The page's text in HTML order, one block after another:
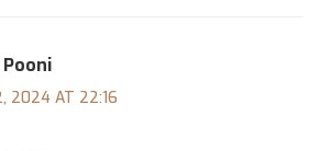
2024 AT 22:16